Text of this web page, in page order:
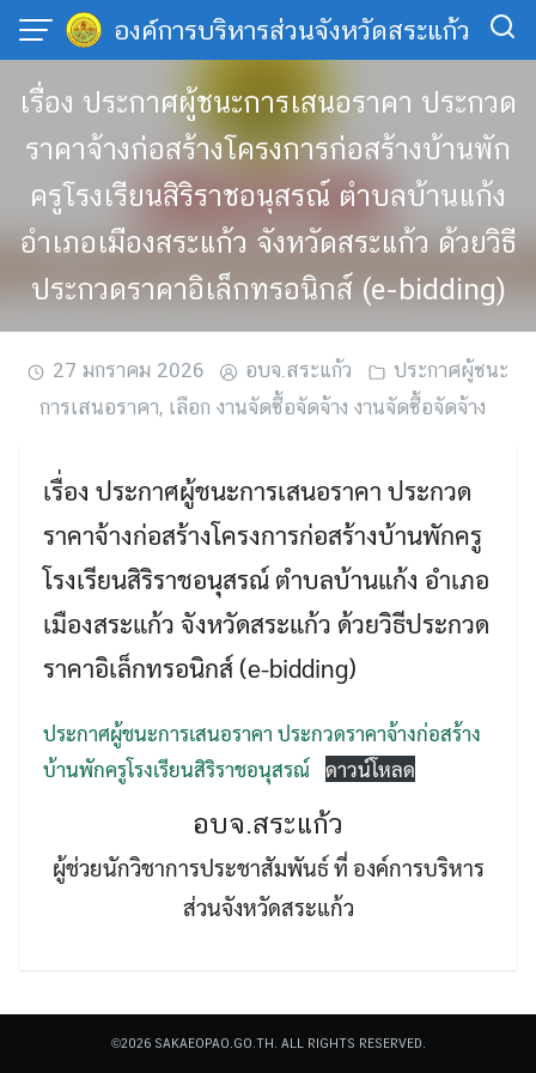
Skip
content
องค์การบริหารส่วนจังหวัดสระแก้ว
Search
Search
เรื่อง ประกาศผู้ชนะการเสนอราคา ประกวด
ราคาจ้างก่อสร้างโครงการก่อสร้างบ้านพัก
ครูโรงเรียนสิริราชอนุสรณ์ ตำบลบ้านแก้ง
อำเภอเมืองสระแก้ว จังหวัดสระแก้ว ด้วยวิธี
ประกวดราคาอิเล็กทรอนิกส์ (e-bidding)
27 มกราคม 2026 อบจ.สระแก้ว
ประกาศผู้ชนะ
การเสนอราคา, เลือก งานจัดซื้อจัดจ้าง งานจัดซื้อจัดจ้าง
เรื่อง ประกาศผู้ชนะการเสนอราคา ประกวด
ราคาจ้างก่อสร้างโครงการก่อสร้างบ้านพักครู
โรงเรียนสิริราชอนุสรณ์ ตำบลบ้านแก้ง อำเภอ
เมืองสระแก้ว จังหวัดสระแก้ว ด้วยวิธีประกวด
ราคาอิเล็กทรอนิกส์ (e-bidding)
ประกาศผู้ชนะการเสนอราคา ประกวดราคาจ้างก่อสร้าง
บ้านพักครูโรงเรียนสิริราชอนุสรณ์ ดาวน์โหลด
อบจ.สระแก้ว
ผู้ช่วยนักวิชาการประชาสัมพันธ์ ที่ องค์การบริหาร
ส่วนจังหวัดสระแก้ว
©2026 SAKAEOPAO.GO.TH. ALL RIGHTS RESERVED.